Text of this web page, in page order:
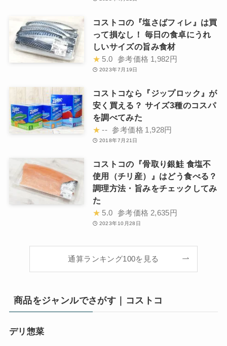
コストコの『塩さばフィレ』は買
って損なし！ 毎日の食卓にうれ
しいサイズの旨み食材
★ 5.0 参考価格 1,982円
2023年7月19日
コストコなら『ジップロック』が
安く買える？ サイズ3種のコスパ
を調べてみた
★ -- 参考価格 1,928円
2018年7月21日
コストコの『骨取り銀鮭 食塩不
使用（チリ産）』はどう食べる？
調理方法・旨みをチェックしてみ
た
★ 5.0 参考価格 2,635円
2023年10月28日
通算ランキング100を見る
商品をジャンルでさがす｜コストコ
デリ惣菜